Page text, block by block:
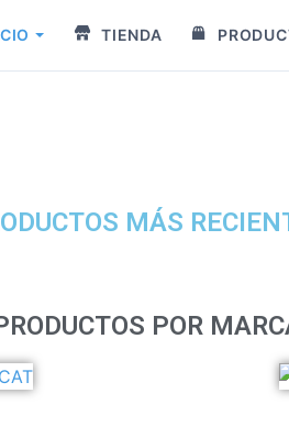
TIENDA
MÁS
POR